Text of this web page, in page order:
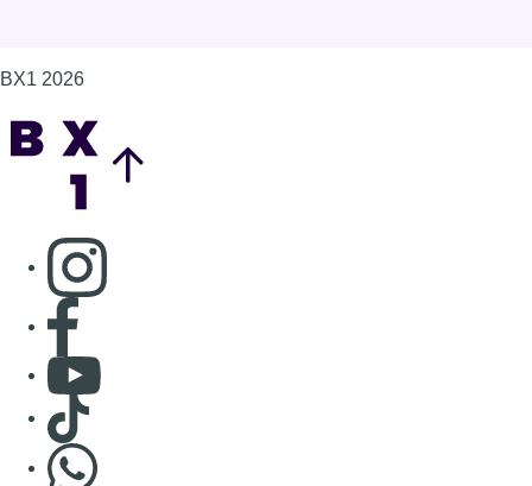
BX1 2026
Consulter page Instagram
Consulter page Facebook
Consulter Youtube
Consulter TikTok